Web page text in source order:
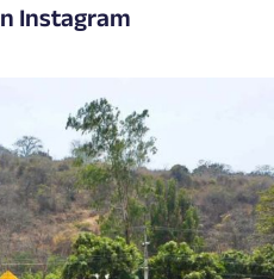
Instagram